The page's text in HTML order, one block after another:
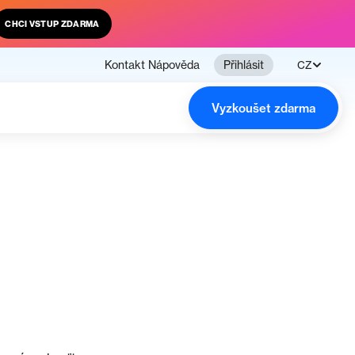
CHCI VSTUP ZDARMA
Kontakt Nápověda Přihlásit CZ
Vyzkoušet zdarma